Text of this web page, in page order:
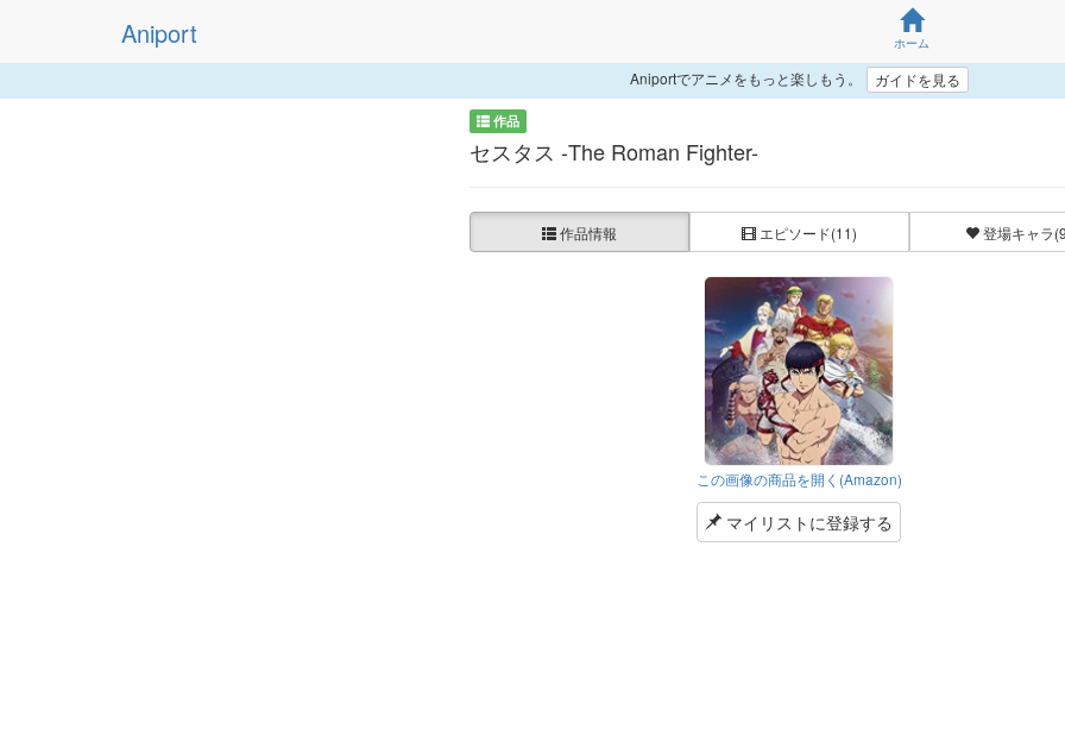
Aniport ホーム
Aniportでアニメをもっと楽しもう。 ガイドを見る
作品
セスタス -The Roman Fighter-
作品情報 エピソード(11) 登場キャラ
この画像の商品を開く(Amazon)
マイリストに登録する